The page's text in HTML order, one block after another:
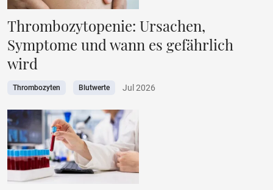
Thrombozytopenie: Ursachen,
Symptome und wann es gefährlich
wird
Thrombozyten Blutwerte Jul 2026